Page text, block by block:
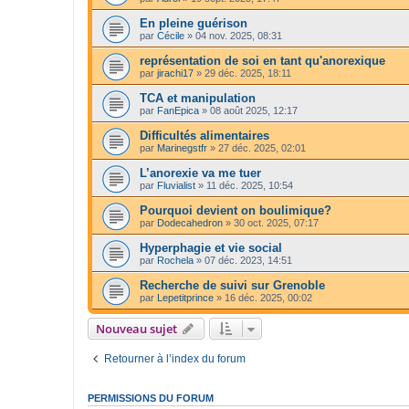
En pleine guérison
par Cécile » 04 nov. 2025, 08:31
représentation de soi en tant qu'anorexique
par jirachi17 » 29 déc. 2025, 18:11
TCA et manipulation
par FanEpica » 08 août 2025, 12:17
Difficultés alimentaires
par Marinegstfr » 27 déc. 2025, 02:01
L’anorexie va me tuer
par Fluvialist » 11 déc. 2025, 10:54
Pourquoi devient on boulimique?
par Dodecahedron » 30 oct. 2025, 07:17
Hyperphagie et vie social
par Rochela » 07 déc. 2023, 14:51
Recherche de suivi sur Grenoble
par Lepetitprince » 16 déc. 2025, 00:02
Nouveau sujet
Retourner à l’index du forum
PERMISSIONS DU FORUM